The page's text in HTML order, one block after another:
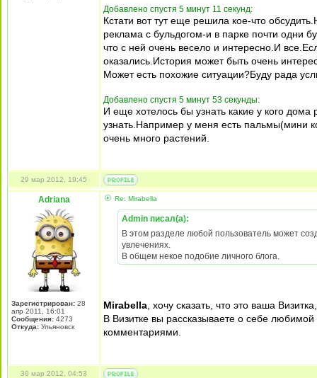
Добавлено спустя 5 минут 11 секунд:
Кстати вот тут еще решила кое-что
реклама с бульдогом-и в парке почти одни
что с ней очень весело и интересно.И
оказались.История может быть очень
Может есть похожие ситуации?Буду рада
Добавлено спустя 5 минут 53 секунды:
И еще хотелось бы узнать какие у кого
узнать.Например у меня есть пальмы(мини
очень много растений.
29 мар 2012, 19:45
Adriana
Зарегистрирован: 28
апр 2011, 16:01
Сообщения: 4273
Откуда: Ульяновск
Re: Mirabella
Admin писал(а):
В этом разделе любой пользователь может
увлечениях.
В общем некое подобие личного блога.
Mirabella , хочу сказать, что это ваша
В Визитке вы рассказываете о себе
комментариями.
30 мар 2012, 04:53